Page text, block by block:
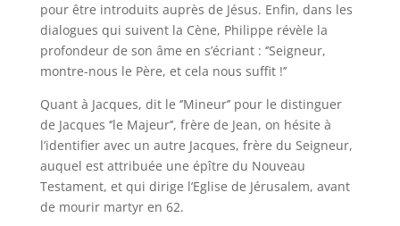
pour être introduits auprès de Jésus. Enfin, dans les
dialogues qui suivent la Cène, Philippe révèle la
profondeur de son âme en s’écriant : ‘’Seigneur,
montre-nous le Père, et cela nous suffit !’’
Quant à Jacques, dit le ‘’Mineur’’ pour le distinguer
de Jacques ‘’le Majeur’’, frère de Jean, on hésite à
l’identifier avec un autre Jacques, frère du Seigneur,
auquel est attribuée une épître du Nouveau
Testament, et qui dirige l’Eglise de Jérusalem, avant
de mourir martyr en 62.